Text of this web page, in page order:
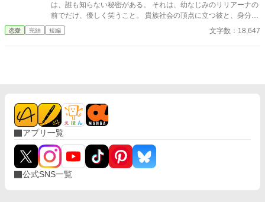
は、誰も知らない秘密がある。 それは、幼なじみのリリアーナの
前でだけ、優しく笑うこと。 貴族社会の頂点に立つ彼と、身分の
低い彼女。 決して交わらないはずの二人なのに、彼は彼女を守
り、触れ、独占しようとする。 「俺が笑うのは、お前の前だけ
恋愛 完結 短編 文字数：18,647
アプリ一覧
公式SNS一覧